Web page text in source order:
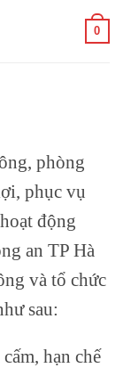
0
phòng
phục vụ
động
an TP Hà
và tổ chức
sau:
hạn chế